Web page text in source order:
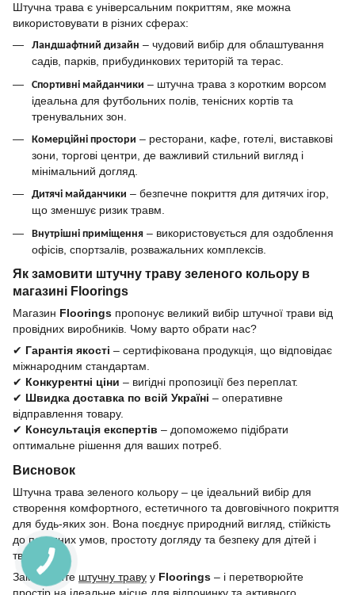
Штучна трава є універсальним покриттям, яке можна
використовувати в різних сферах:
Ландшафтний дизайн – чудовий вибір для облаштування
садів, парків, прибудинкових територій та терас.
Спортивні майданчики – штучна трава з коротким ворсом
ідеальна для футбольних полів, тенісних кортів та
тренувальних зон.
Комерційні простори – ресторани, кафе, готелі, виставкові
зони, торгові центри, де важливий стильний вигляд і
мінімальний догляд.
Дитячі майданчики – безпечне покриття для дитячих ігор,
що зменшує ризик травм.
Внутрішні приміщення – використовується для оздоблення
офісів, спортзалів, розважальних комплексів.
Як замовити штучну траву зеленого кольору в
магазині Floorings
Магазин Floorings пропонує великий вибір штучної трави від
провідних виробників. Чому варто обрати нас?
✔ Гарантія якості – сертифікована продукція, що відповідає
міжнародним стандартам.
✔ Конкурентні ціни – вигідні пропозиції без переплат.
✔ Швидка доставка по всій Україні – оперативне
відправлення товару.
✔ Консультація експертів – допоможемо підібрати
оптимальне рішення для ваших потреб.
Висновок
Штучна трава зеленого кольору – це ідеальний вибір для
створення комфортного, естетичного та довговічного покриття
для будь-яких зон. Вона поєднує природний вигляд, стійкість
до погодних умов, простоту догляду та безпеку для дітей і
тварин.
Замовляйте штучну траву у Floorings – і перетворюйте